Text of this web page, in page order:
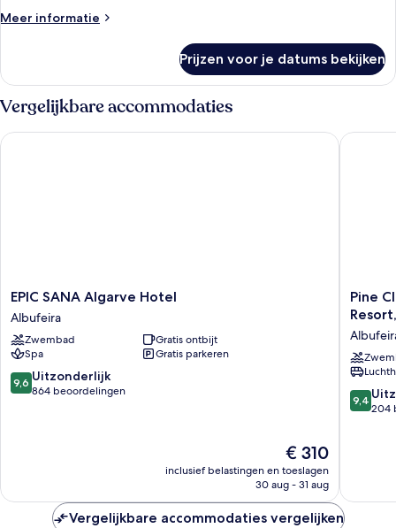
uitzicht
(Balcony)
laden
Meer informatie
Meer
kamer,
queensize
uitzicht
Prijzen voor je datums bekijken
Vergelijkbare accommodaties
EPIC
SANA
Algarve
Hotel
Albufeira
EPIC SANA Algarve Hotel
Albufeira
Zwembad
Gratis ontbijt
Spa
Gratis parkeren
9.6
van
9,6 Uitzonderlijk
864 beoordelingen
De
prijs
is
€ 310
inclusief belastingen en toeslagen
30 aug - 31 aug
EPIC SANA Algarve Hotel
Pine
Cliffs
a
Luxury
Resort,
Algarve
Pine
9.4
van
9,4
204
Pine
Vergelijkbare accommodaties vergelijken